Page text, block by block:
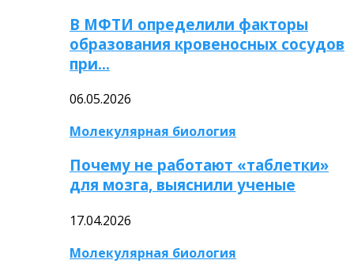
В МФТИ определили факторы
образования кровеносных сосудов
при…
06.05.2026
Молекулярная биология
Почему не работают «таблетки»
для мозга, выяснили ученые
17.04.2026
Молекулярная биология